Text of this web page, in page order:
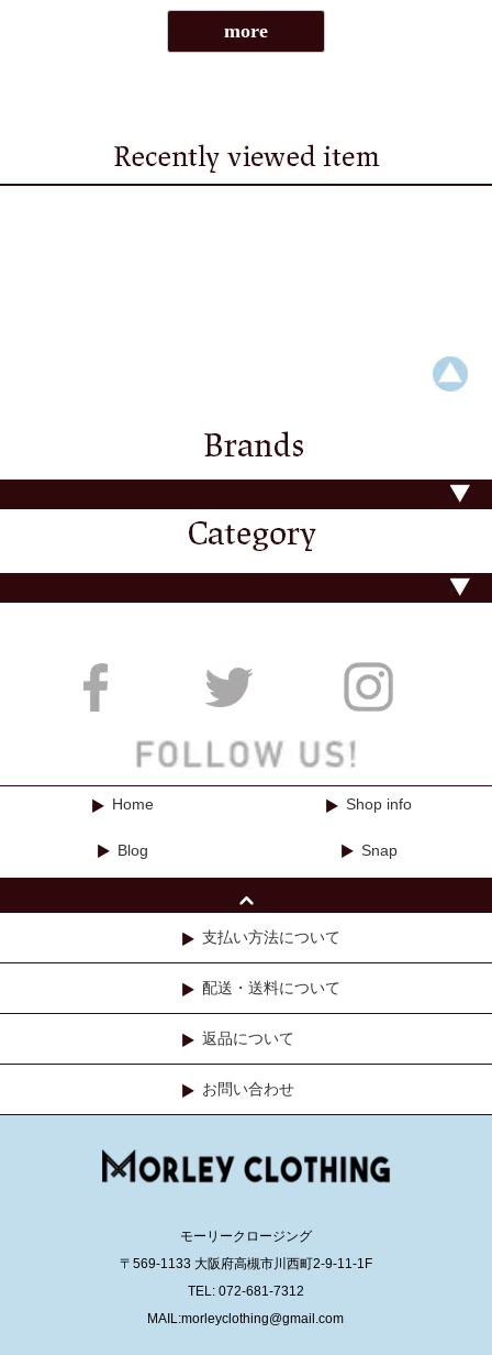
more
Home Shop info
Blog Snap
支払い方法について
配送・送料について
返品について
お問い合わせ
モーリークロージング
〒569-1133 大阪府高槻市川西町2-9-11-1F
TEL: 072-681-7312
MAIL:morleyclothing@gmail.com